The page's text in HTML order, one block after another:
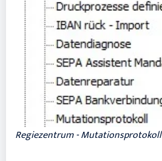
Regiezentrum - Mutationsprotokoll